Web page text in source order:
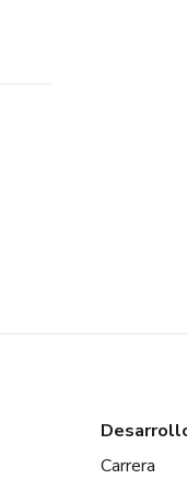
Carrera